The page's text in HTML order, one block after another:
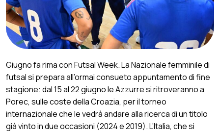
Giugno fa rima con Futsal Week. La Nazionale femminile di
futsal si prepara all’ormai consueto appuntamento di fine
stagione: dal 15 al 22 giugno le Azzurre si ritroveranno a
Porec, sulle coste della Croazia, per il torneo
internazionale che le vedrà andare alla ricerca di un titolo
già vinto in due occasioni (2024 e 2019). L’Italia, che si